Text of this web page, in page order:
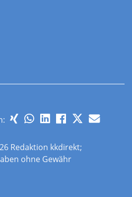
Redaktion kkdirekt;
ohne Gewähr